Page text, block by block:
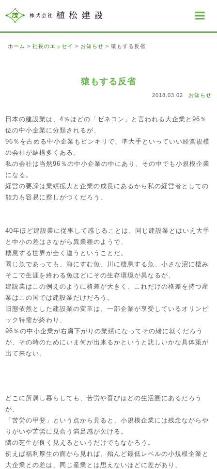
ホーム >社長のエッセイ > お知らせ >猿もする反省
猿もする反省
2018.03.02 お知らせ
日本の建設業は、4％ほどの「ゼネコン」と言われる大企業と96％
位の中小企業に分類されるが、
96％を占める中小企業もピンキリで、準大手といっていい経営規模
の会社が結構多くある。
私の会社は当然96％の中小企業の中にあり、その中でも小規模企業
になる。
経営の要諦は業績拡大と企業の成長にあるから私の経営者としての
能力も容易に察しがつくだろう。
40年ほど建設業に従事して感じることは、同じ建設業とはいえ大手
と中小の差はさながら異業種のようで、
棲息する世界が全く違うということだ。
同じ魚であっても、海にすむ魚、川に棲息する魚、小さな沼に棲み
そこで生涯を終わる魚ほどにその生存環境が異なるが、
建設業はこの例えのように格差が大きく、これだけの格差を持つ産
業はこの国では建設業だけだろう。
旧態依然とした建設業の変革は、一部企業が享受しているオリンピ
ック特需が終わり、
96％の中小企業が右肩下がりの業績になってその緒に就くだろう
が、その時のためにいま何が出来るかというと悲しいかな具体策が
出て来ない。
どこに所属し暮らしても、苦労や喜びはどの生活圏にあるだろう
が、
「苦労の甲斐」という点から見ると、小規模企業には残念ながらや
りがいや苦労に見合う満足感が欠ける。
隣の芝生が良く見えるというだけでもなかろう。
例えば福利厚生の面から見れば、殆んど最低レベルの小規模企業と
大企業との差は、同じ産業とは思えないほどに差があり、